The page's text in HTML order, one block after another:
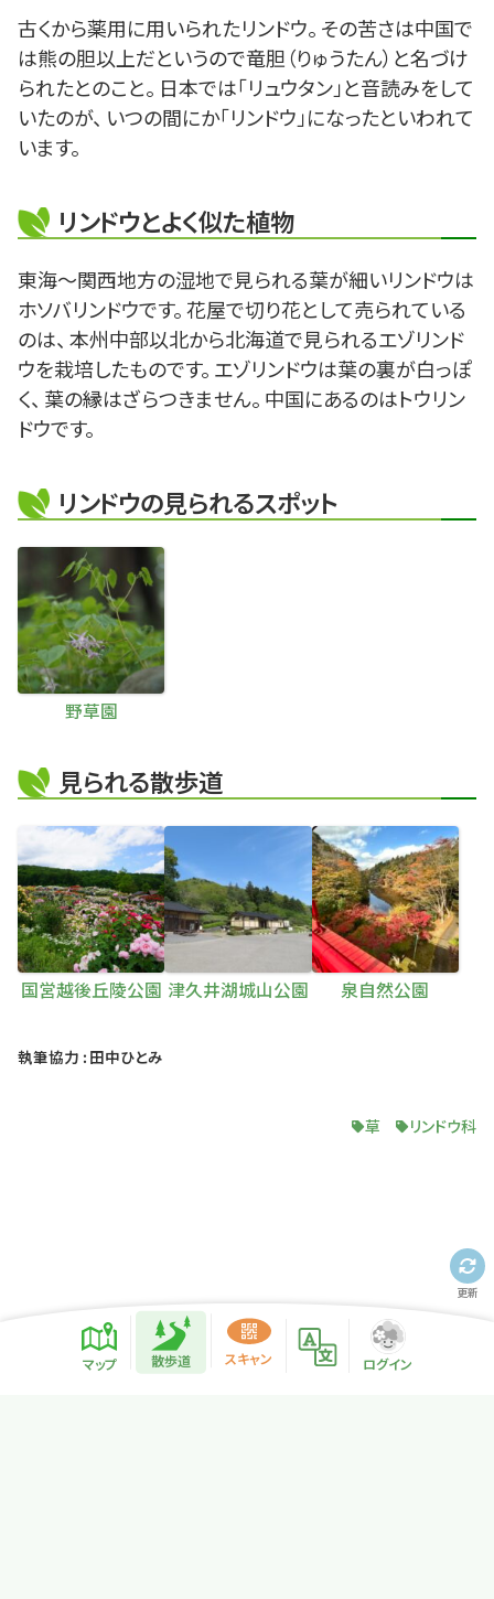
古くから薬用に用いられたリンドウ。 その苦さは中国で
は熊の胆以上だというので竜胆（りゅうたん）と名づけ
られたとのこと。 日本では「リュウタン」と音読みをして
いたのが、 いつの間にか「リンドウ」になったといわれて
います。
リンドウとよく似た植物
東海～関西地方の湿地で見られる葉が細いリンドウは
ホソバリンドウです。 花屋で切り花として売られている
のは、 本州中部以北から北海道で見られるエゾリンド
ウを栽培したものです。 エゾリンドウは葉の裏が白っぽ
く、 葉の縁はざらつきません。 中国にあるのはトウリン
ドウです。
リンドウの見られるスポット
野草園
見られる散歩道
国営越後丘陵公園 津久井湖城山公園 泉自然公園
執筆協力 : 田中ひとみ
草 リンドウ科
更新
マップ 散歩道 スキャン ログイン
散歩道紹介ページ
緑地紹介情報